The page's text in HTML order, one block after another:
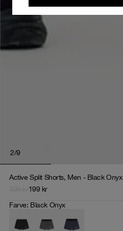
2/9
Active Split Shorts, Men - Black Onyx
199 kr
Farve: Black Onyx